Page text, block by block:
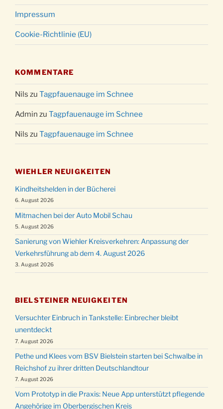
Impressum
Cookie-Richtlinie (EU)
KOMMENTARE
Nils zu Tagpfauenauge im Schnee
Admin zu Tagpfauenauge im Schnee
Nils zu Tagpfauenauge im Schnee
WIEHLER NEUIGKEITEN
Kindheitshelden in der Bücherei
6. August 2026
Mitmachen bei der Auto Mobil Schau
5. August 2026
Sanierung von Wiehler Kreisverkehren: Anpassung der
Verkehrsführung ab dem 4. August 2026
3. August 2026
BIELSTEINER NEUIGKEITEN
Versuchter Einbruch in Tankstelle: Einbrecher bleibt
unentdeckt
7. August 2026
Pethe und Klees vom BSV Bielstein starten bei Schwalbe in
Reichshof zu ihrer dritten Deutschlandtour
7. August 2026
Vom Prototyp in die Praxis: Neue App unterstützt pflegende
Angehörige im Oberbergischen Kreis